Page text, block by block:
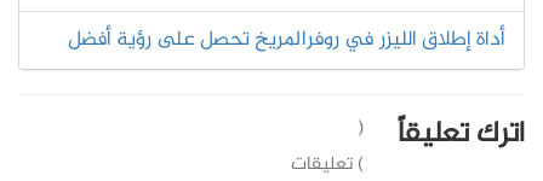
أداة إطلاق الليزر في روفرالمريخ تحصل على رؤية أفضل
اترك تعليقاً
(
) تعليقات